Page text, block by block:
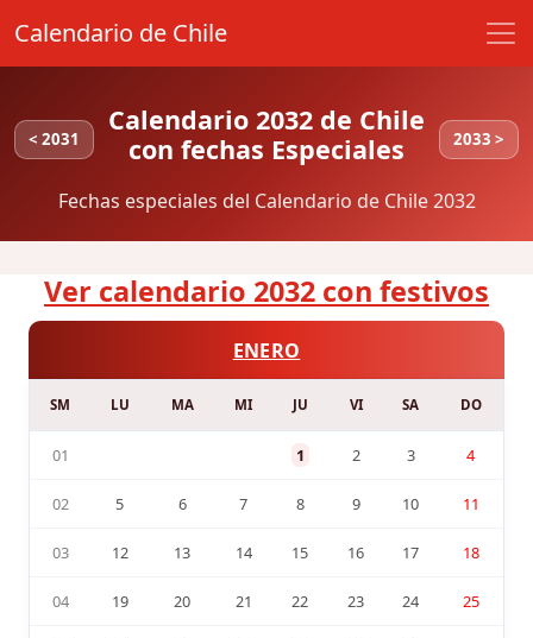
Calendario de Chile
< 2031
Calendario 2032 de Chile
con fechas Especiales
2033 >
Fechas especiales del Calendario de Chile 2032
Ver calendario 2032 con festivos
ENERO
SM LU MA MI JU VI SA DO
01 1 2 3 4
02 5 6 7 8 9 10 11
03 12 13 14 15 16 17 18
04 19 20 21 22 23 24 25